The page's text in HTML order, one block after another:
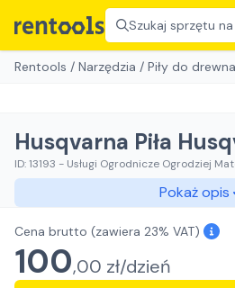
Szukaj sprzętu
Rentools / Narzędzia / Piły do drewna
Husqvarna Piła
ID:13193 - Usługi Ogrodnicze Ogrodziej
Pokaż opis
Cena brutto (zawiera 23% VAT)
100,00 zł/dzień